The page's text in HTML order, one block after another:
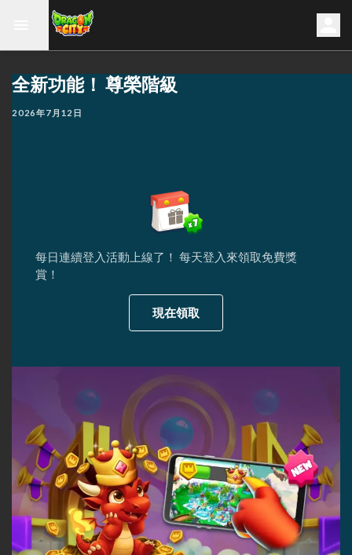
全新功能！ 尊榮階級
2026年7月12日
每日連續登入活動上線了！ 每天登入來領取免費獎
賞！
現在領取